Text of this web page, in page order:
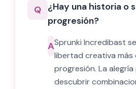
Q ¿Hay una historia o
progresión?
ASprunki Incredibast
libertad creativa más
progresión. La
descubrir